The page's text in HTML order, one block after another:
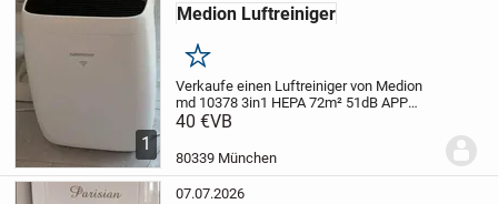
1
Medion Luftreiniger
Merken
Verkaufe einen Luftreiniger von Medion
md 10378 3in1 HEPA 72m² 51dB APP
Steuerung Lufter Gebläsestufen 3
40 €VB
80339 München
07.07.2026